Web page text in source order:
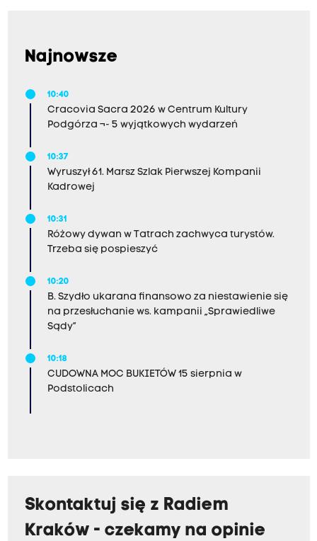
Najnowsze
10:40
Cracovia Sacra 2026 w Centrum Kultury
Podgórza ¬- 5 wyjątkowych wydarzeń
10:37
Wyruszył 61. Marsz Szlak Pierwszej Kompanii
Kadrowej
10:31
Różowy dywan w Tatrach zachwyca turystów.
Trzeba się pospieszyć
10:20
B. Szydło ukarana finansowo za niestawienie się
na przesłuchanie ws. kampanii „Sprawiedliwe
Sądy”
10:18
CUDOWNA MOC BUKIETÓW 15 sierpnia w
Podstolicach
Skontaktuj się z Radiem
Kraków - czekamy na opinie